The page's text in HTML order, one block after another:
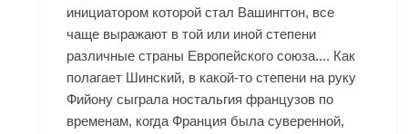
инициатором которой стал Вашингтон, все
чаще выражают в той или иной степени
различные страны Европейского союза.... Как
полагает Шинский, в какой-то степени на руку
Фийону сыграла ностальгия французов по
временам, когда Франция была суверенной,